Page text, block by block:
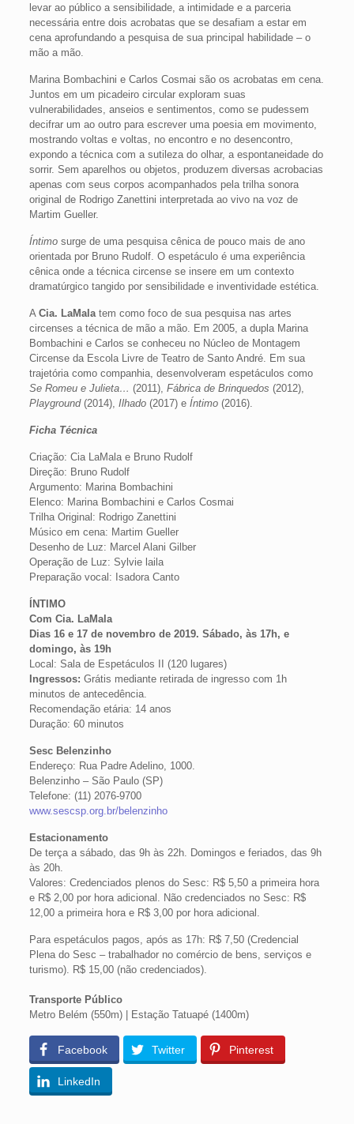
levar ao público a sensibilidade, a intimidade e a parceria
necessária entre dois acrobatas que se desafiam a estar em
cena aprofundando a pesquisa de sua principal habilidade – o
mão a mão.
Marina Bombachini e Carlos Cosmai são os acrobatas em cena.
Juntos em um picadeiro circular exploram suas
vulnerabilidades, anseios e sentimentos, como se pudessem
decifrar um ao outro para escrever uma poesia em movimento,
mostrando voltas e voltas, no encontro e no desencontro,
expondo a técnica com a sutileza do olhar, a espontaneidade do
sorrir. Sem aparelhos ou objetos, produzem diversas acrobacias
apenas com seus corpos acompanhados pela trilha sonora
original de Rodrigo Zanettini interpretada ao vivo na voz de
Martim Gueller.
Íntimosurge de uma pesquisa cênica de pouco mais de ano
orientada por Bruno Rudolf. O espetáculo é uma experiência
cênica onde a técnica circense se insere em um contexto
dramatúrgico tangido por sensibilidade e inventividade estética.
A Cia. LaMala tem como foco de sua pesquisa nas artes
circenses a técnica de mão a mão. Em 2005, a dupla Marina
Bombachini e Carlos se conheceu no Núcleo de Montagem
Circense da Escola Livre de Teatro de Santo André. Em sua
trajetória como companhia, desenvolveram espetáculos como
Se Romeu e Julieta… (2011), Fábrica de Brinquedos (2012),
Playground(2014), Ilhado(2017) e Íntimo(2016).
Ficha Técnica
Criação: Cia LaMala e Bruno Rudolf
Direção: Bruno Rudolf
Argumento: Marina Bombachini
Elenco: Marina Bombachini e Carlos Cosmai
Trilha Original: Rodrigo Zanettini
Músico em cena: Martim Gueller
Desenho de Luz: Marcel Alani Gilber
Operação de Luz: Sylvie laila
Preparação vocal: Isadora Canto
ÍNTIMO
Com Cia. LaMala
Dias 16 e 17 de novembro de 2019. Sábado, às 17h, e
domingo, às 19h
Local: Sala de Espetáculos II (120 lugares)
Ingressos: Grátis mediante retirada de ingresso com 1h
minutos de antecedência.
Recomendação etária: 14 anos
Duração: 60 minutos
Sesc Belenzinho
Endereço: Rua Padre Adelino, 1000.
Belenzinho – São Paulo (SP)
Telefone: (11) 2076-9700
www.sescsp.org.br/belenzinho
Estacionamento
De terça a sábado, das 9h às 22h. Domingos e feriados, das 9h
às 20h.
Valores: Credenciados plenos do Sesc: R$ 5,50 a primeira hora
e R$ 2,00 por hora adicional. Não credenciados no Sesc: R$
12,00 a primeira hora e R$ 3,00 por hora adicional.
Para espetáculos pagos, após as 17h: R$ 7,50 (Credencial
Plena do Sesc – trabalhador no comércio de bens, serviços e
turismo). R$ 15,00 (não credenciados).
Transporte Público
Metro Belém (550m) | Estação Tatuapé (1400m)
Facebook Twitter Pinterest
LinkedIn